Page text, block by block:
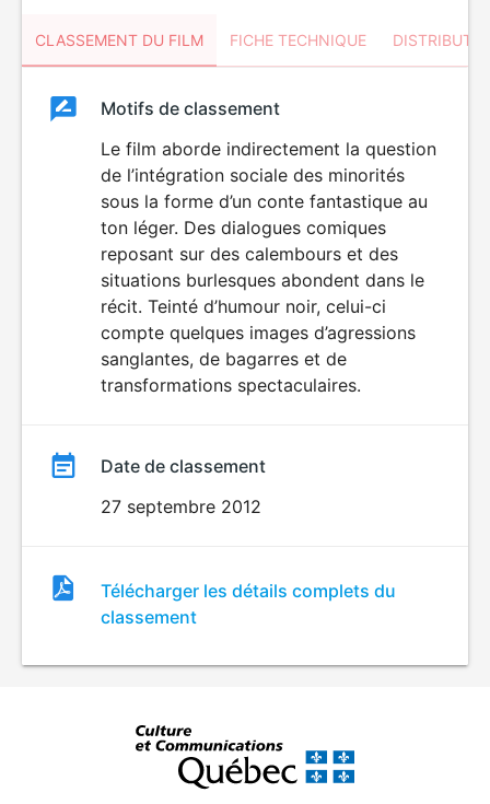
CLASSEMENT DU FILM FICHE TECHNIQUE
ClassementClassement
Motifs de classement
Le film aborde indirectement la question
de l’intégration sociale des minorités
sous la forme d’un conte fantastique au
ton léger. Des dialogues comiques
reposant sur des calembours et des
situations burlesques abondent dans le
récit. Teinté d’humour noir, celui-ci
compte quelques images d’agressions
sanglantes, de bagarres et de
transformations spectaculaires.
Date de classement
27 septembre 2012
Fichier
de
classement
Télécharger les détails complets du
classement